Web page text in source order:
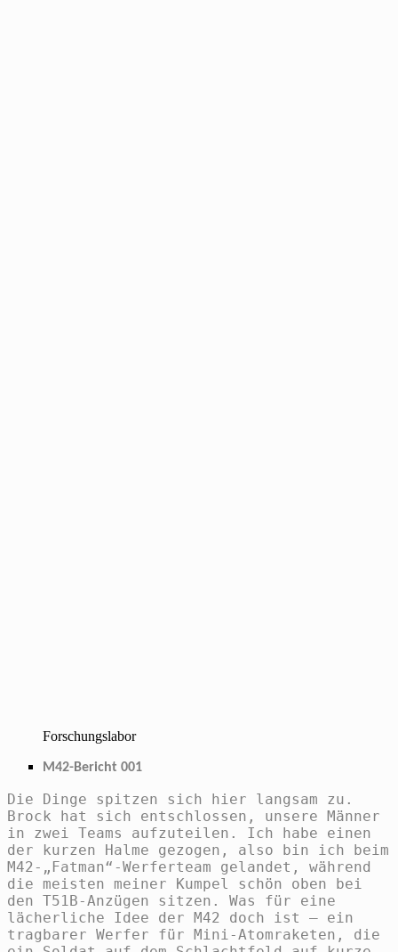
Forschungslabor
M42-Bericht 001
Die Dinge spitzen sich hier langsam zu.
Brock hat sich entschlossen, unsere Männer
in zwei Teams aufzuteilen. Ich habe einen
der kurzen Halme gezogen, also bin ich beim
M42-„Fatman“-Werferteam gelandet, während
die meisten meiner Kumpel schön oben bei
den T51B-Anzügen sitzen. Was für eine
lächerliche Idee der M42 doch ist – ein
tragbarer Werfer für Mini-Atomraketen, die